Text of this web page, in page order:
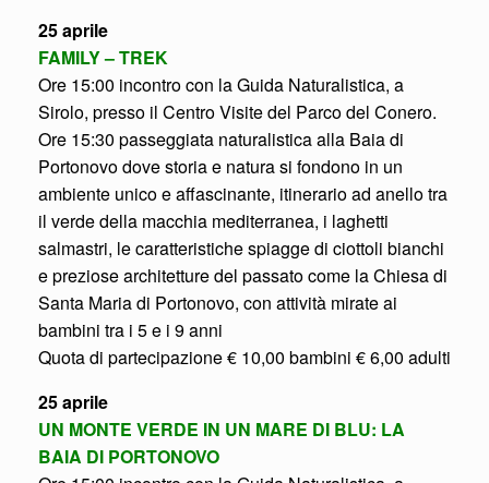
25 aprile
FAMILY – TREK
Ore 15:00 incontro con la Guida Naturalistica, a
Sirolo, presso il Centro Visite del Parco del Conero.
Ore 15:30 passeggiata naturalistica alla Baia di
Portonovo dove storia e natura si fondono in un
ambiente unico e affascinante, itinerario ad anello tra
il verde della macchia mediterranea, i laghetti
salmastri, le caratteristiche spiagge di ciottoli bianchi
e preziose architetture del passato come la Chiesa di
Santa Maria di Portonovo, con attività mirate ai
bambini tra i 5 e i 9 anni
Quota di partecipazione € 10,00 bambini € 6,00 adulti
25 aprile
UN MONTE VERDE IN UN MARE DI BLU: LA
BAIA DI PORTONOVO